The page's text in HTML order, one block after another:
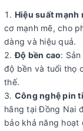
Hiệu suất mạnh
cơ mạnh mẽ, cho
dàng và hiệu quả.
Độ bền cao:
độ bền và tuổi thọ
thế.
Công nghệ pin
hãng tại Đồng Nai
bảo khả năng hoạt